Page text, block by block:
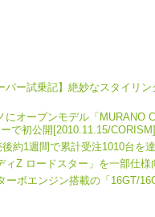
バー試乗記】絶妙なスタイリン
オープンモデル「MURANO
で初公開[2010.11.15/CORISM]
約1週間で累計受注1010台を
ィZ ロードスター」を一部仕
ーボエンジン搭載の「16GT/